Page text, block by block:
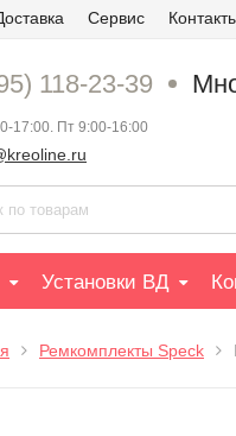
Сервис
118-23-39
17:00. Пт 9:00-16:00
Установки ВД
Ремкомплекты Speck